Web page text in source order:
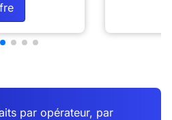
par opérateur, par